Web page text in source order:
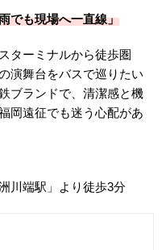
でも現場へ一直線」
ターミナルから徒歩圏
演舞台をバスで巡りたい
ブランドで、清潔感と機
岡遠征でも迷う心配があ
川端駅」より徒歩3分